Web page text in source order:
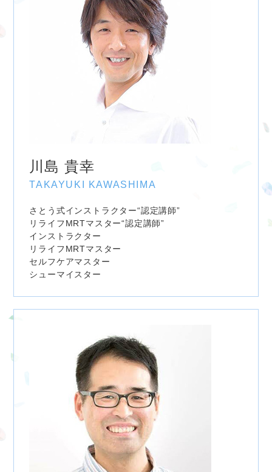
川島 貴幸
TAKAYUKI KAWASHIMA
さとう式インストラクター“認定講師”
リライフMRTマスター“認定講師”
インストラクター
リライフMRTマスター
セルフケアマスター
シューマイスター